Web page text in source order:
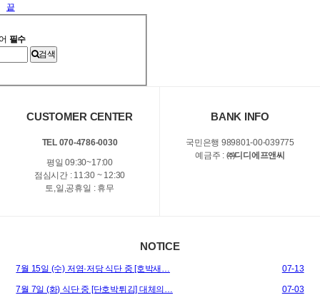
끝
필수
검색
CUSTOMER CENTER
TEL 070-4786-0030
평일 09:30~17:00
점심시간 : 11:30 ~ 12:30
토,일,공휴일 : 휴무
BANK INFO
국민은행 989801-00-039775
예금주 : ㈜디디에프앤씨
NOTICE
7월 15일 (수) 저염·저당 식단 중 [호박새… 07-13
7월 7일 (화) 식단 중 [단호박튀김] 대체의… 07-03